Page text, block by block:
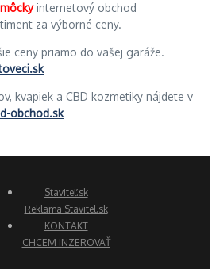
internetový obchod
za výborné ceny.
ceny priamo do vašej garáže.
kvapiek a CBD kozmetiky nájdete v
obchod.sk
Staviteľ.sk
Reklama Stavitel.sk
KONTAKT
CHCEM INZEROVAŤ